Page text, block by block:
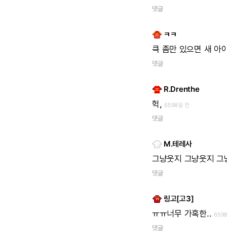
댓글
ㅋㅋ
큭 좀만 있으면 새 아
댓글
R.Drenthe
헉, 6598일 전
댓글
M.테레사
그냥웃지 그냥웃지 그
댓글
링고[고3]
ㅠㅠ너무 가혹한..
댓글